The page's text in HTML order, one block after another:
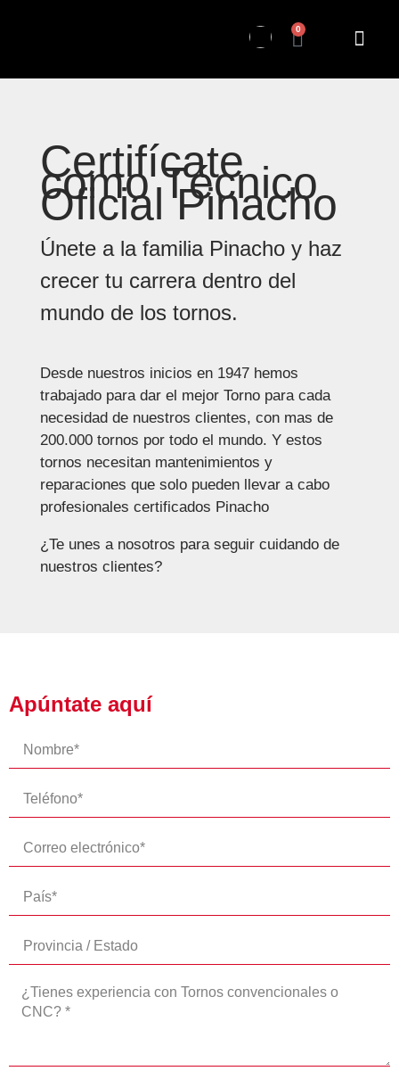
0
Certifícate
como Técnico
Oficial Pinacho
Únete a la familia Pinacho y haz
crecer tu carrera dentro del
mundo de los tornos.
Desde nuestros inicios en 1947 hemos
trabajado para dar el mejor Torno para cada
necesidad de nuestros clientes, con mas de
200.000 tornos por todo el mundo. Y estos
tornos necesitan mantenimientos y
reparaciones que solo pueden llevar a cabo
profesionales certificados Pinacho
¿Te unes a nosotros para seguir cuidando de
nuestros clientes?
Apúntate aquí